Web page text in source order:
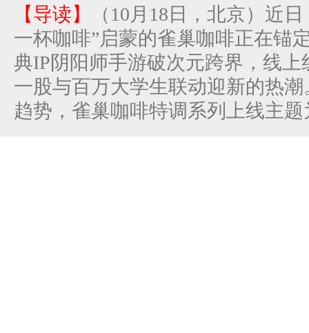
【导读】
（10月18日，北京）近
一杯咖啡”启蒙的雀巢咖啡正在锚
典IP阴阳师手游破次元跨界，线
一股与百万大学生联动迎新的热
趋势，雀巢咖啡特调系列上线主题